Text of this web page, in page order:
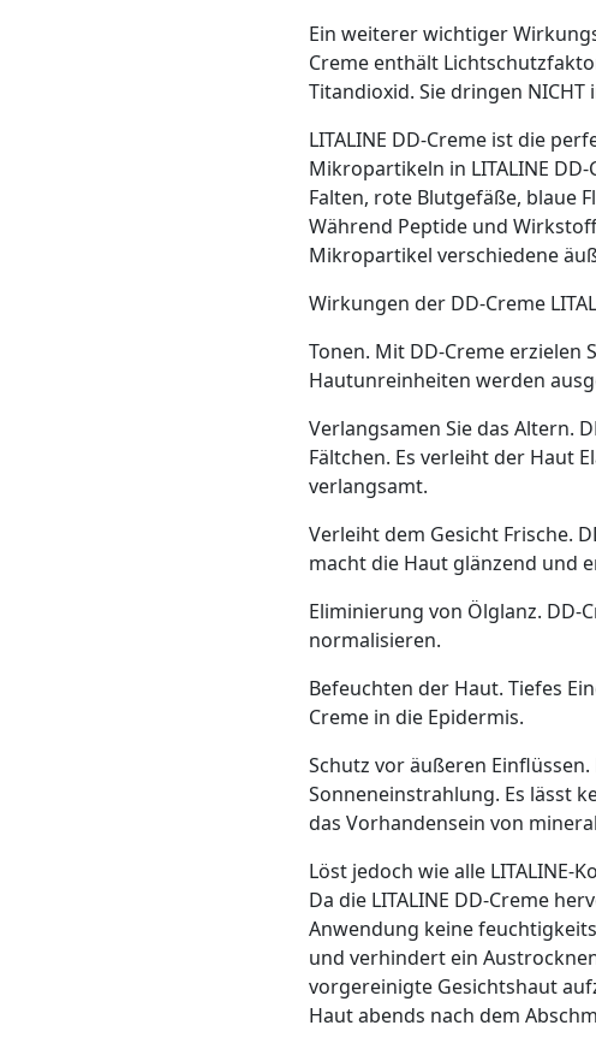
Ein weiterer wichtiger
Creme enthält
Titandioxid. Sie dringen
LITALINE DD-Creme ist die
Mikropartikeln in LITALINE
Falten, rote Blutgefäße, blaue
Während Peptide und
Mikropartikel verschiedene
Wirkungen der DD-Creme
Tonen. Mit DD-Creme erzielen
Hautunreinheiten werden
Verlangsamen Sie das Altern.
Fältchen. Es verleiht der Haut
verlangsamt.
Verleiht dem Gesicht Frische.
macht die Haut glänzend und
Eliminierung von Ölglanz.
normalisieren.
Befeuchten der Haut. Tiefes
Creme in die Epidermis.
Schutz vor äußeren
Sonneneinstrahlung. Es lässt
das Vorhandensein von
Löst jedoch wie alle LITALINE-
Da die LITALINE DD-Creme
Anwendung keine
und verhindert ein
vorgereinigte Gesichtshaut
Haut abends nach dem